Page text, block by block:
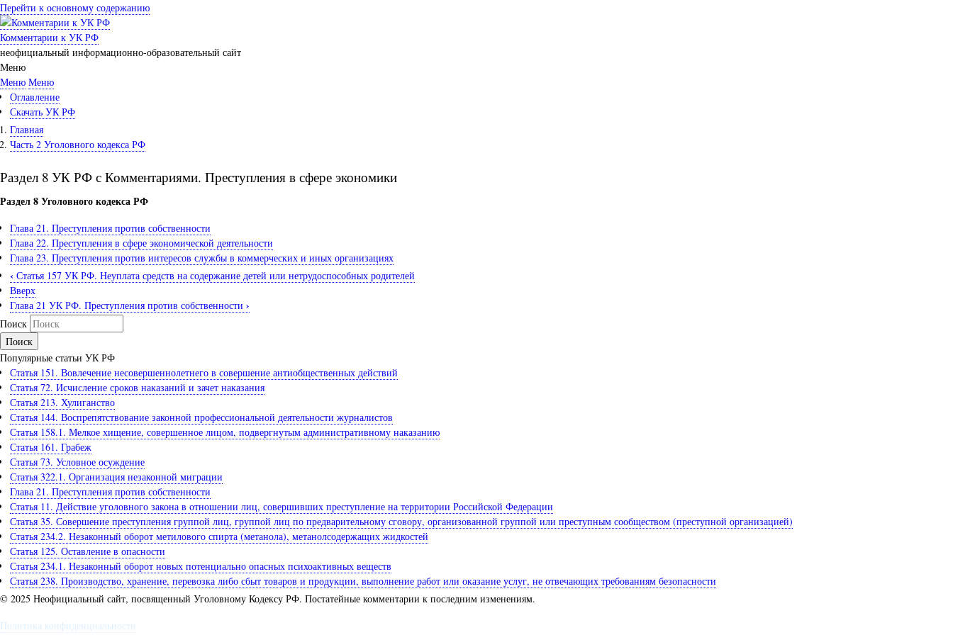
Перейти к основному содержанию
Комментарии к УК РФ
неофициальный информационно-образовательный сайт
Меню
Меню Меню
Оглавление
Скачать УК РФ
Главная
Часть 2 Уголовного кодекса РФ
Раздел 8 УК РФ с Комментариями. Преступления в сфере экономики
Раздел 8 Уголовного кодекса РФ
Глава 21. Преступления против собственности
Глава 22. Преступления в сфере экономической деятельности
Глава 23. Преступления против интересов службы в коммерческих и иных организациях
‹ Статья 157 УК РФ. Неуплата средств на содержание детей или нетрудоспособных родителей
Вверх
Глава 21 УК РФ. Преступления против собственности ›
Поиск
Популярные статьи УК РФ
Статья 151. Вовлечение несовершеннолетнего в совершение антиобщественных действий
Статья 72. Исчисление сроков наказаний и зачет наказания
Статья 213. Хулиганство
Статья 144. Воспрепятствование законной профессиональной деятельности журналистов
Статья 158.1. Мелкое хищение, совершенное лицом, подвергнутым административному наказанию
Статья 161. Грабеж
Статья 73. Условное осуждение
Статья 322.1. Организация незаконной миграции
Глава 21. Преступления против собственности
Статья 11. Действие уголовного закона в отношении лиц, совершивших преступление на территории Российской Федерации
Статья 35. Совершение преступления группой лиц, группой лиц по предварительному сговору, организованной группой или преступным сообществом (преступной организацией)
Статья 234.2. Незаконный оборот метилового спирта (метанола), метанолсодержащих жидкостей
Статья 125. Оставление в опасности
Статья 234.1. Незаконный оборот новых потенциально опасных психоактивных веществ
Статья 238. Производство, хранение, перевозка либо сбыт товаров и продукции, выполнение работ или оказание услуг, не отвечающих требованиям безопасности
© 2025 Неофициальный сайт, посвященный Уголовному Кодексу РФ. Постатейные комментарии к последним изменениям.
Политика конфиденциальности